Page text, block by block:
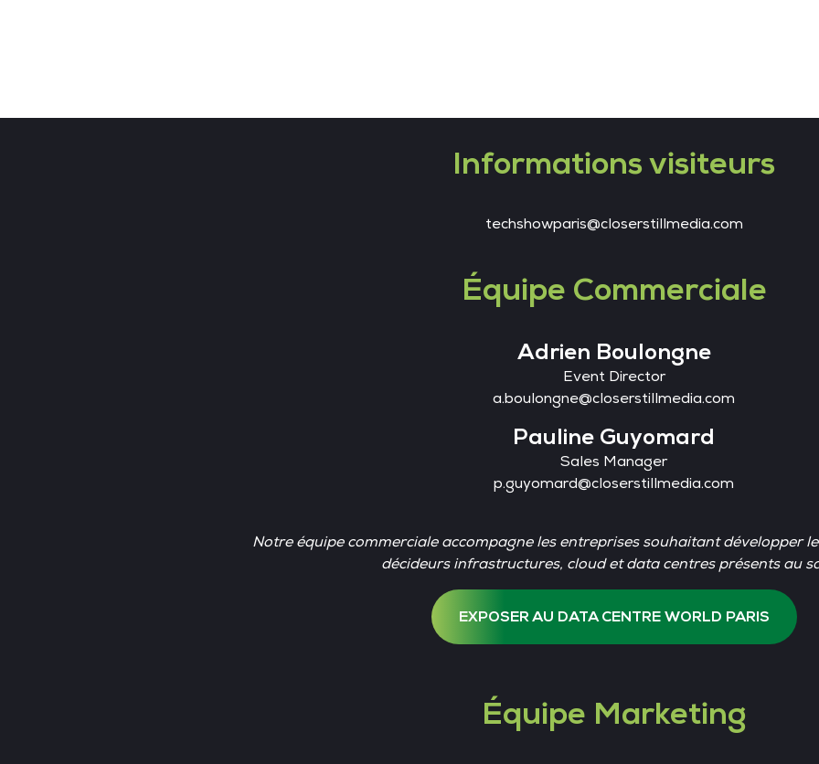
Informations visiteurs
techshowparis@closerstillmedia.com
Équipe Commerciale
Adrien Boulongne
Event Director
a.boulongne@closerstillmedia.com
Pauline Guyomard
Sales Manager
p.guyomard@closerstillmedia.com
Notre équipe commerciale accompagne les entreprises souhaitant développer
décideurs infrastructures, cloud et data centres présents au
EXPOSER AU DATA CENTRE WORLD PARIS
Équipe Marketing